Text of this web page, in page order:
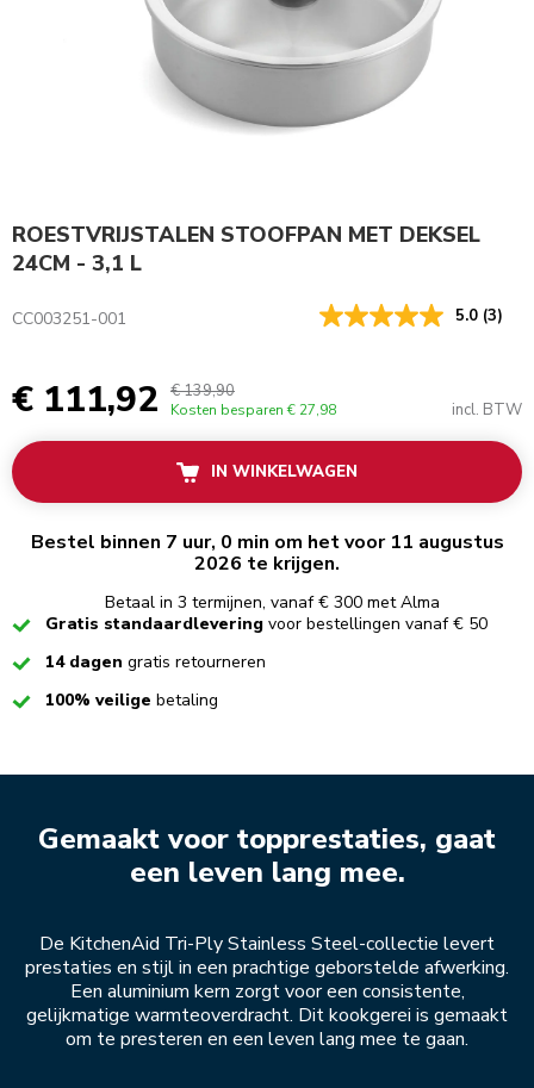
ROESTVRIJSTALEN STOOFPAN MET DEKSEL
24CM - 3,1 L
CC003251-001 5.0 (3)
€ 111,92 € 139,90
Kosten besparen € 27,98 incl. BTW
IN WINKELWAGEN
Bestel binnen 7 uur, 0 min om het voor 11 augustus
2026 te krijgen.
Betaal in 3 termijnen, vanaf € 300 met Alma
CheckedGratis standaardlevering voor bestellingen vanaf € 50
Checked14 dagen gratis retourneren
Checked100% veilige betaling
Gemaakt voor topprestaties, gaat
een leven lang mee.
De KitchenAid Tri-Ply Stainless Steel-collectie levert
prestaties en stijl in een prachtige geborstelde afwerking.
Een aluminium kern zorgt voor een consistente,
gelijkmatige warmteoverdracht. Dit kookgerei is gemaakt
om te presteren en een leven lang mee te gaan.